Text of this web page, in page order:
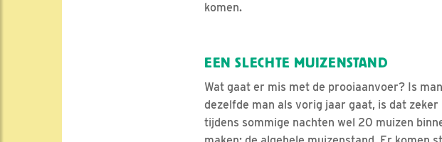
komen.
EEN SLECHTE MUIZENSTAND
Wat gaat er mis met de prooiaanvoer? Is
dezelfde man als vorig jaar gaat, is dat
tijdens sommige nachten wel 20 muizen